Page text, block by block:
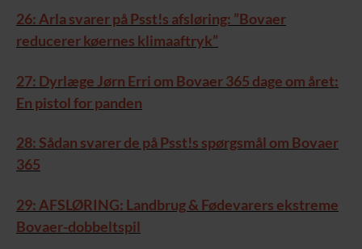
26: Arla svarer på Psst!s afsløring: ”Bovaer
reducerer køernes klimaaftryk”
27: Dyrlæge Jørn Erri om Bovaer 365 dage om året:
En pistol for panden
28: Sådan svarer de på Psst!s spørgsmål om Bovaer
365
29: AFSLØRING: Landbrug & Fødevarers ekstreme
Bovaer-dobbeltspil